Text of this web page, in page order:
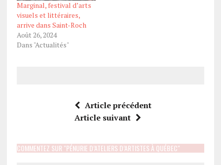
Marginal, festival d’arts
visuels et littéraires,
arrive dans Saint-Roch
Août 26, 2024
Dans "Actualités"
Article précédent
Article suivant
COMMENTEZ SUR "PÉNURIE D’ATELIERS D’ARTISTES À QUÉBEC"